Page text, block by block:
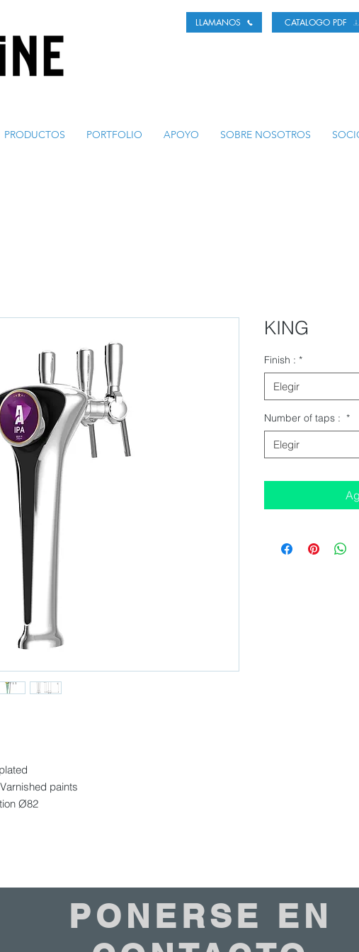
LLAMANOS CATALOGO PDF
PRODUCTOS PORTFOLIO APOYO SOBRE NOSOTROS
paints
Ø82
KING
Finish : *
Elegir
Number of taps : *
Elegir
PONERSE EN